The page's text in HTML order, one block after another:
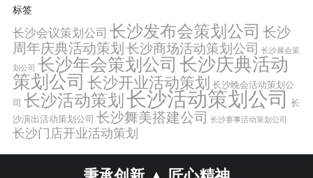
标签
长沙会议策划公司 长沙发布会策划公司 长沙
周年庆典活动策划 长沙商场活动策划公司 长沙展会策
划公司 长沙年会策划公司 长沙庆典活动
策划公司 长沙开业活动策划 长沙晚会活动策划公
司 长沙活动策划 长沙活动策划公司
长
沙演出活动策划公司 长沙舞美搭建公司 长沙赛事活动策划公司
长沙门店开业活动策划